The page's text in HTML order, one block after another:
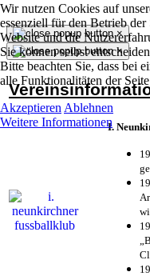
Wir nutzen Cookies auf
essenziell für den Betrieb
Website und die
Sie können selbst
Bitte beachten Sie, dass bei
alle Funktionalitäten der
Akzeptieren Ablehnen
Weitere Informationen
×
×
I.